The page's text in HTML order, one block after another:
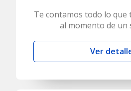
Te contamos todo lo que
al momento de un
Ver